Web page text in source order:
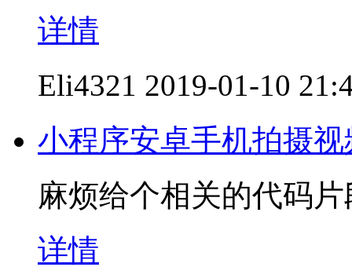
详情
Eli4321 2019-01-10
小程序安卓手机拍摄
麻烦给个相关的代码
详情